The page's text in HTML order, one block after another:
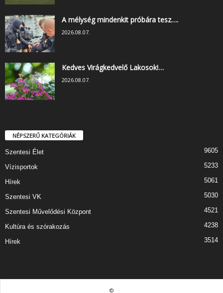
A mélység mindenkit próbára tesz….
2026.08.07.
Kedves Virágkedvelő Lakosok!…
2026.08.07.
NÉPSZERŰ KATEGÓRIÁK
Szentesi Élet 9605
Vízisportok 5233
Hírek 5061
Szentesi VK 5030
Szentesi Művelődési Központ 4521
Kultúra és szórakozás 4238
Hírek 3514
©